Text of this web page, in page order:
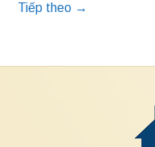
Tiếp theo →